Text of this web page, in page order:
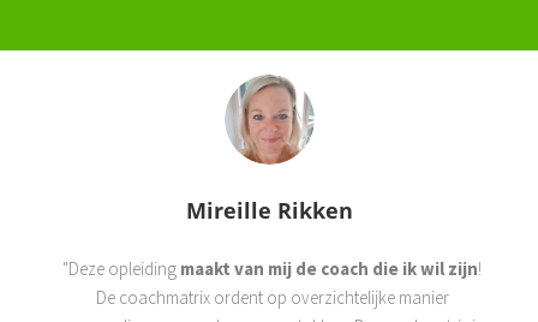
Mireille Rikken
"Deze opleiding maakt van mij de coach die ik wil zijn!
De coachmatrix ordent op overzichtelijke manier